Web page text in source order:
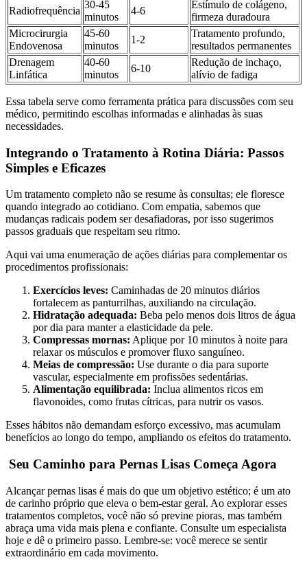
Radiofrequência
30-45
minutos
4-6
Estímulo de colágeno,
firmeza duradoura
Microcirurgia
Endovenosa
45-60
minutos
1-2
Tratamento profundo,
resultados permanentes
Drenagem
Linfática
40-60
minutos
6-10
Redução de inchaço,
alívio de fadiga
Essa tabela serve como ferramenta prática para discussões com seu
médico, permitindo escolhas informadas e alinhadas às suas
necessidades.
Integrando o Tratamento à Rotina Diária: Passos
Simples e Eficazes
Um tratamento completo não se resume às consultas; ele floresce
quando integrado ao cotidiano. Com empatia, sabemos que
mudanças radicais podem ser desafiadoras, por isso sugerimos
passos graduais que respeitam seu ritmo.
Aqui vai uma enumeração de ações diárias para complementar os
procedimentos profissionais:
Exercícios leves: Caminhadas de 20 minutos diários
fortalecem as panturrilhas, auxiliando na circulação.
Hidratação adequada: Beba pelo menos dois litros de água
por dia para manter a elasticidade da pele.
Compressas mornas: Aplique por 10 minutos à noite para
relaxar os músculos e promover fluxo sanguíneo.
Meias de compressão: Use durante o dia para suporte
vascular, especialmente em profissões sedentárias.
Alimentação equilibrada: Inclua alimentos ricos em
flavonoides, como frutas cítricas, para nutrir os vasos.
Esses hábitos não demandam esforço excessivo, mas acumulam
benefícios ao longo do tempo, ampliando os efeitos do tratamento.
Seu Caminho para Pernas Lisas Começa Agora
Alcançar pernas lisas é mais do que um objetivo estético; é um ato
de carinho próprio que eleva o bem-estar geral. Ao explorar esses
tratamentos completos, você não só previne pioras, mas também
abraça uma vida mais plena e confiante. Consulte um especialista
hoje e dê o primeiro passo. Lembre-se: você merece se sentir
extraordinário em cada movimento.